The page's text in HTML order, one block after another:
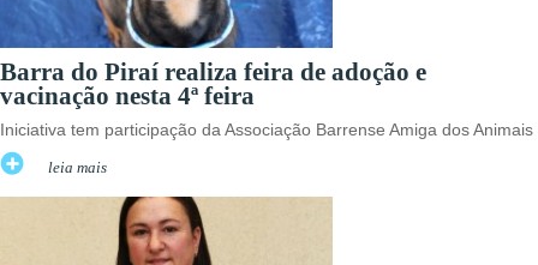
Barra do Piraí realiza feira de adoção e
vacinação nesta 4ª feira
Iniciativa tem participação da Associação Barrense Amiga dos Animais
leia mais